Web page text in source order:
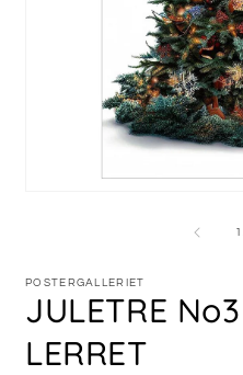
1
POSTERGALLERIET
JULETRE
LERRET